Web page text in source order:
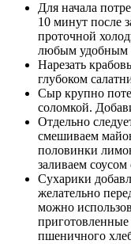
Для начала
10 минут после
проточной
любым удобным
Нарезать
глубоком
Сыр крупно
соломкой.
Отдельно
смешиваем
половинки
заливаем соусом
Сухарики
желательно
можно
приготовленные
пшеничного